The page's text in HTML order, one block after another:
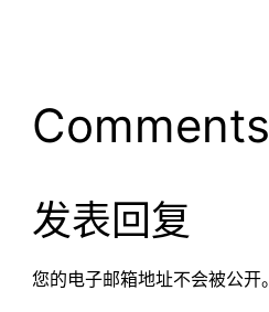
Comments
发表回复
您的电子邮箱地址不会被公开。